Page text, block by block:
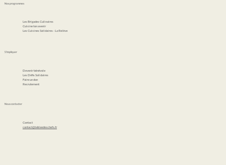
Nos programmes
Les Brigades Culinaires
Cuisine ton avenir
Les Cuisines Solidaires - La Relève
S'impliquer
Devenir bénévole
Les Défis Solidaires
Faire un don
Recrutement
Nous contacter
Contact
contact@tableedeschefs.fr